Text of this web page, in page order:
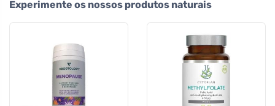
Experimente os nossos produtos naturais